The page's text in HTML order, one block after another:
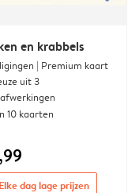
en krabbels
| Premium kaart
uit 3
10 kaarten
Elke dag lage prijzen